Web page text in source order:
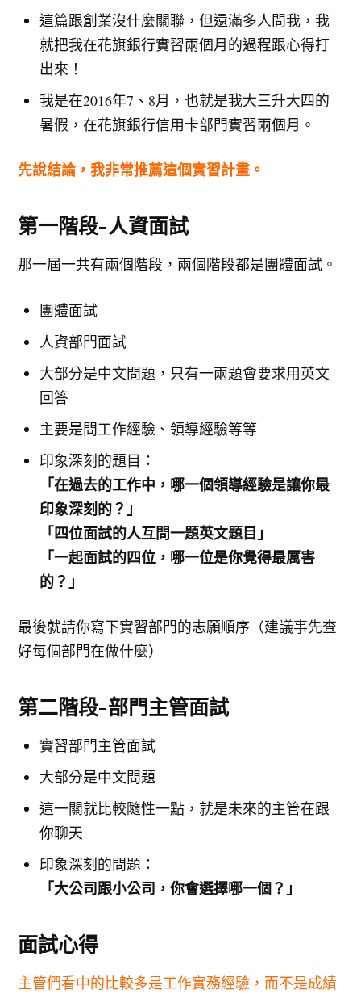
這篇跟創業沒什麼關聯，但還滿多人問我，我
就把我在花旗銀行實習兩個月的過程跟心得打
出來！
我是在2016年7、8月，也就是我大三升大四的
暑假，在花旗銀行信用卡部門實習兩個月。
先說結論，我非常推薦這個實習計畫。
第一階段-人資面試
那一屆一共有兩個階段，兩個階段都是團體面試。
團體面試
人資部門面試
大部分是中文問題，只有一兩題會要求用英文
回答
主要是問工作經驗、領導經驗等等
印象深刻的題目：
「在過去的工作中，哪一個領導經驗是讓你最
印象深刻的？」
「四位面試的人互問一題英文題目」
「一起面試的四位 ，哪一位是你覺得最厲害
的？」
最後就請你寫下實習部門的志願順序（建議事先查
好每個部門在做什麼）
第二階段-部門主管面試
實習部門主管面試
大部分是中文問題
這一關就比較隨性一點，就是未來的主管在跟
你聊天
印象深刻的問題：
「大公司跟小公司，你會選擇哪一個？」
面試心得
主管們看中的比較多是工作實務經驗，而不是成績